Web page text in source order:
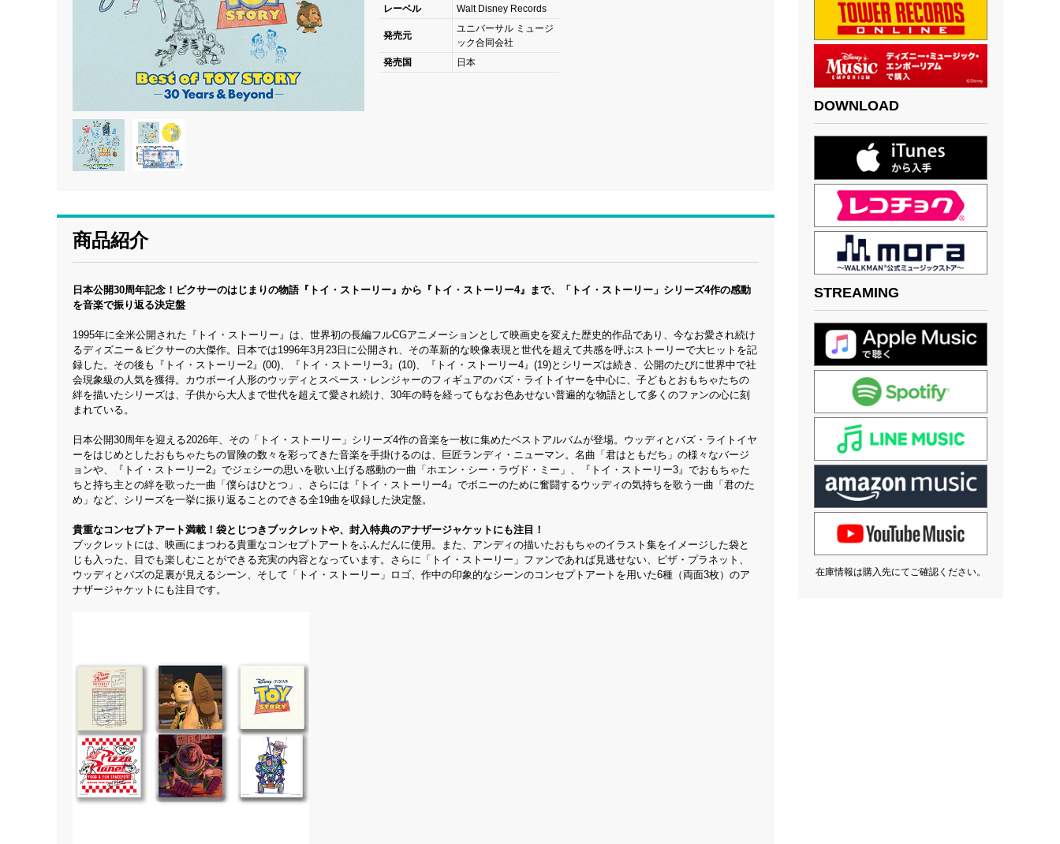
レーベル Walt Disney Records
発売元
ユニバーサル ミュージ
ック合同会社
発売国
日本
商品紹介
日本公開30周年記念！ピクサーのはじまりの物語『トイ・ストーリー』から『トイ・ストーリー4』まで、「トイ・ストーリー」シリーズ4作の感動
を音楽で振り返る決定盤
1995年に全米公開された『トイ・ストーリー』は、世界初の長編フルCGアニメーションとして映画史を変えた歴史的作品であり、今なお愛され続け
るディズニー＆ピクサーの大傑作。日本では1996年3月23日に公開され、その革新的な映像表現と世代を超えて共感を呼ぶストーリーで大ヒットを記
録した。その後も『トイ・ストーリー2』(00)、『トイ・ストーリー3』(10)、『トイ・ストーリー4』(19)とシリーズは続き、公開のたびに世界中で社
会現象級の人気を獲得。カウボーイ人形のウッディとスペース・レンジャーのフィギュアのバズ・ライトイヤーを中心に、子どもとおもちゃたちの
絆を描いたシリーズは、子供から大人まで世代を超えて愛され続け、30年の時を経ってもなお色あせない普遍的な物語として多くのファンの心に刻
まれている。
日本公開30周年を迎える2026年、その「トイ・ストーリー」シリーズ4作の音楽を一枚に集めたベストアルバムが登場。ウッディとバズ・ライトイヤ
ーをはじめとしたおもちゃたちの冒険の数々を彩ってきた音楽を手掛けるのは、巨匠ランディ・ニューマン。名曲「君はともだち」の様々なバージ
ョンや、『トイ・ストーリー2』でジェシーの思いを歌い上げる感動の一曲「ホエン・シー・ラヴド・ミー」、『トイ・ストーリー3』でおもちゃた
ちと持ち主との絆を歌った一曲「僕らはひとつ」、さらには『トイ・ストーリー4』でボニーのために奮闘するウッディの気持ちを歌う一曲「君のた
め」など、シリーズを一挙に振り返ることのできる全19曲を収録した決定盤。
貴重なコンセプトアート満載！袋とじつきブックレットや、封入特典のアナザージャケットにも注目！
ブックレットには、映画にまつわる貴重なコンセプトアートをふんだんに使用。また、アンディの描いたおもちゃのイラスト集をイメージした袋と
じも入った、目でも楽しむことができる充実の内容となっています。さらに「トイ・ストーリー」ファンであれば見逃せない、ピザ・プラネット、
ウッディとバズの足裏が見えるシーン、そして「トイ・ストーリー」ロゴ、作中の印象的なシーンのコンセプトアートを用いた6種（両面3枚）のア
ナザージャケットにも注目です。
DOWNLOAD
STREAMING
在庫情報は購入先にてご確認ください。